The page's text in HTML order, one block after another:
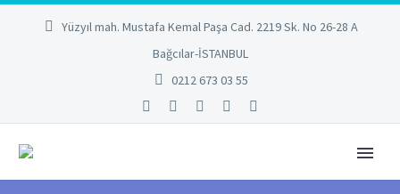
Yüzyıl mah. Mustafa Kemal Paşa Cad. 2219 Sk. No 26-28 A
Bağcılar-İSTANBUL
0212 673 03 55